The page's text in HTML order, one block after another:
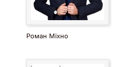
Роман Міхно